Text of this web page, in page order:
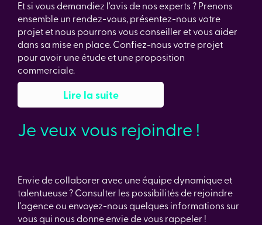
Et si vous demandiez l'avis de nos experts ? Prenons
ensemble un rendez-vous, présentez-nous votre
projet et nous pourrons vous conseiller et vous aider
dans sa mise en place. Confiez-nous votre projet
pour avoir une étude et une proposition
commerciale.
Lire la suite
Je veux vous rejoindre !
Envie de collaborer avec une équipe dynamique et
talentueuse ? Consulter les possibilités de rejoindre
l'agence ou envoyez-nous quelques informations sur
vous qui nous donne envie de vous rappeler !